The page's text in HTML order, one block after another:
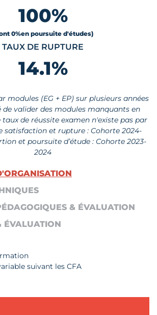
100%
0%en poursuite d'études)
TAUX DE RUPTURE
14.1%
modules (EG + EP) sur plusieurs années
de valider des modules manquants en
de réussite examen n'existe pas par
satisfaction et rupture : Cohorte 2024-
et poursuite d’étude : Cohorte 2023-
2024
& ÉVALUATION
ÉVALUATION
suivant les CFA